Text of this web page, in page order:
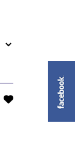
favorite